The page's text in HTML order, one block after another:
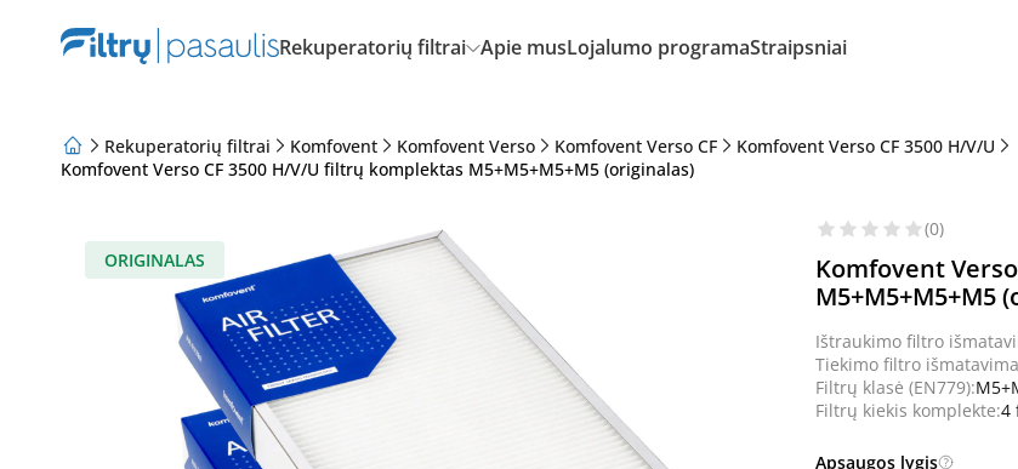
Rekuperatorių filtrai Apie musLojalumo programaStraipsniai
Apie mus
Rekuperatorių filtrai Komfovent Komfovent Verso Komfovent Verso CF
Komfovent Verso CF 3500 H/V/U
Komfovent Verso CF 3500 H/V/U filtrų komplektas M5+M5+M5+M5 (originalas)
ORIGINALAS
(0)
Komfovent
M5+M5+M5+M5
Ištraukimo filtro
Tiekimo filtro
Filtrų klasė (EN779):
Filtrų kiekis komplekte:4
Apsaugos lygis